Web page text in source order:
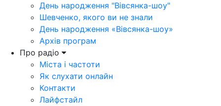
День народження "Вівсянка-шоу"
Шевченко, якого ви не знали
День народження «Вівсянка-шоу»
Архів програм
Про радіо
Міста і частоти
Як слухати онлайн
Контакти
Лайфстайл